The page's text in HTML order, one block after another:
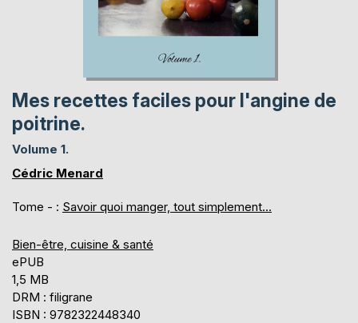
Mes recettes faciles pour l'angine de
poitrine.
Volume 1.
Cédric Menard
Tome - : Savoir quoi manger, tout simplement...
Bien-être, cuisine & santé
ePUB
1,5 MB
DRM : filigrane
ISBN : 9782322448340